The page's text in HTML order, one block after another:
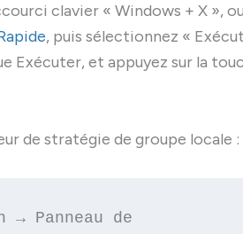
clavier « Windows + X »,
, puis sélectionnez «
Exécuter, et appuyez sur la
de stratégie de groupe locale :
Panneau de